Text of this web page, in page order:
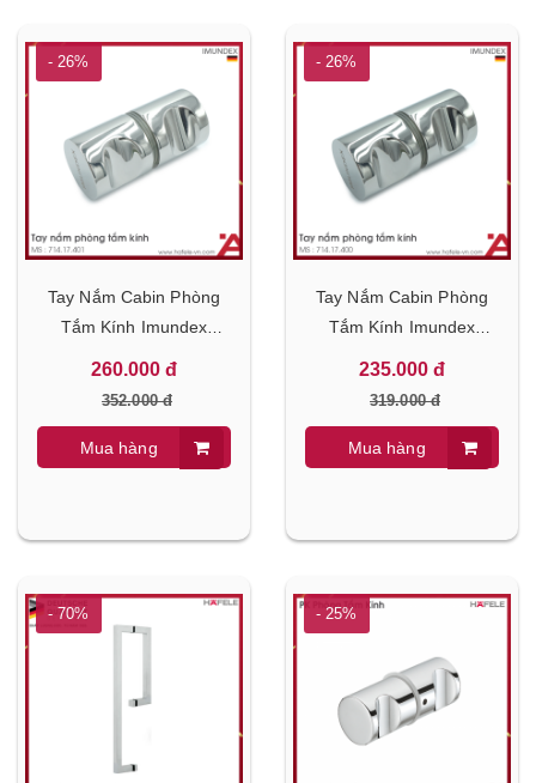
- 26%
Tay Nắm Cabin Phòng
Tắm Kính Imundex
714.17.401
260.000 đ
352.000 đ
Mua hàng
- 26%
Tay Nắm Cabin Phòng
Tắm Kính Imundex
714.17.400
235.000 đ
319.000 đ
Mua hàng
- 70% - 25%